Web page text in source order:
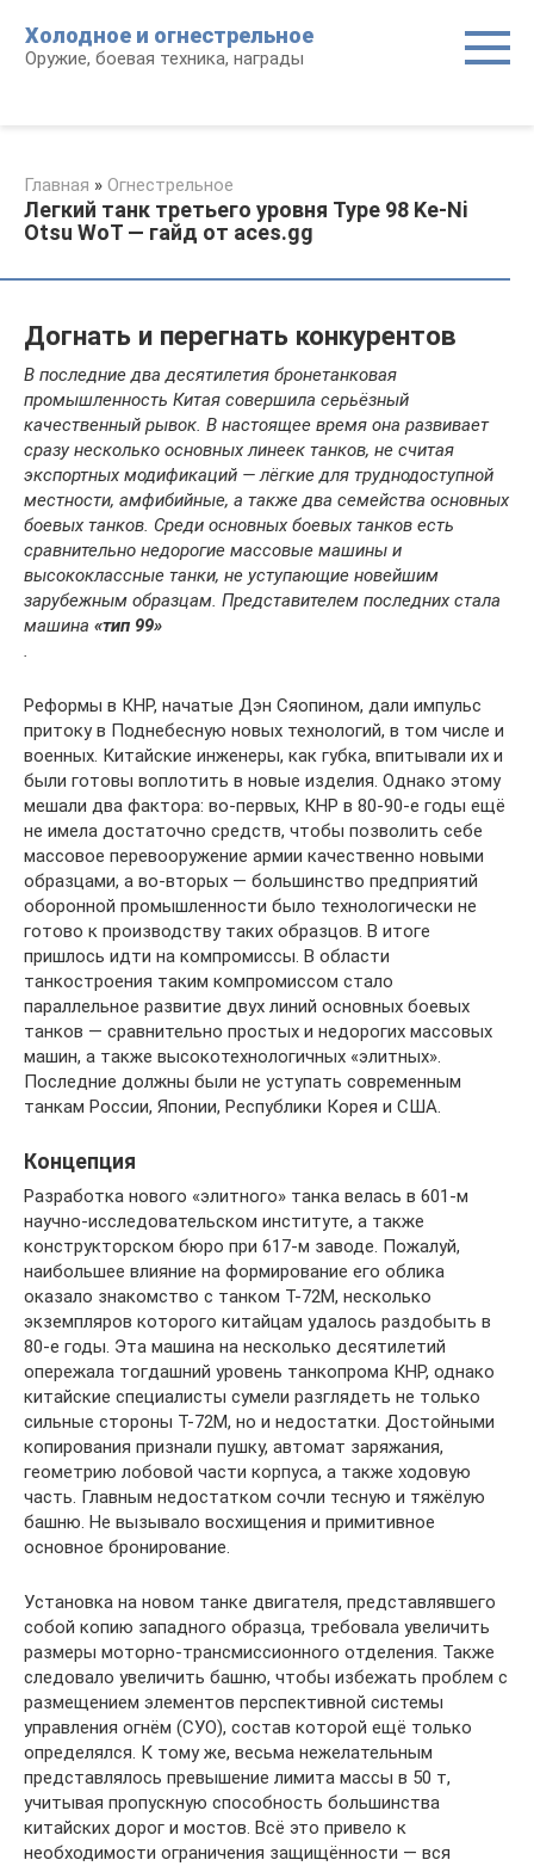
контенту
Холодное и огнестрельное
Оружие, боевая техника, награды
Главная » Огнестрельное
Легкий танк третьего уровня Type 98 Ke-Ni
Otsu WoT — гайд от aces.gg
Догнать и перегнать конкурентов
В последние два десятилетия бронетанковая
промышленность Китая совершила серьёзный
качественный рывок. В настоящее время она развивает
сразу несколько основных линеек танков, не считая
экспортных модификаций — лёгкие для труднодоступной
местности, амфибийные, а также два семейства основных
боевых танков. Среди основных боевых танков есть
сравнительно недорогие массовые машины и
высококлассные танки, не уступающие новейшим
зарубежным образцам. Представителем последних стала
машина «тип 99»
.
Реформы в КНР, начатые Дэн Сяопином, дали импульс
притоку в Поднебесную новых технологий, в том числе и
военных. Китайские инженеры, как губка, впитывали их и
были готовы воплотить в новые изделия. Однако этому
мешали два фактора: во-первых, КНР в 80-90-е годы ещё
не имела достаточно средств, чтобы позволить себе
массовое перевооружение армии качественно новыми
образцами, а во-вторых — большинство предприятий
оборонной промышленности было технологически не
готово к производству таких образцов. В итоге
пришлось идти на компромиссы. В области
танкостроения таким компромиссом стало
параллельное развитие двух линий основных боевых
танков — сравнительно простых и недорогих массовых
машин, а также высокотехнологичных «элитных».
Последние должны были не уступать современным
танкам России, Японии, Республики Корея и США.
Концепция
Разработка нового «элитного» танка велась в 601-м
научно-исследовательском институте, а также
конструкторском бюро при 617-м заводе. Пожалуй,
наибольшее влияние на формирование его облика
оказало знакомство с танком Т-72М, несколько
экземпляров которого китайцам удалось раздобыть в
80-е годы. Эта машина на несколько десятилетий
опережала тогдашний уровень танкопрома КНР, однако
китайские специалисты сумели разглядеть не только
сильные стороны Т-72М, но и недостатки. Достойными
копирования признали пушку, автомат заряжания,
геометрию лобовой части корпуса, а также ходовую
часть. Главным недостатком сочли тесную и тяжёлую
башню. Не вызывало восхищения и примитивное
основное бронирование.
Установка на новом танке двигателя, представлявшего
собой копию западного образца, требовала увеличить
размеры моторно-трансмиссионного отделения. Также
следовало увеличить башню, чтобы избежать проблем с
размещением элементов перспективной системы
управления огнём (СУО), состав которой ещё только
определялся. К тому же, весьма нежелательным
представлялось превышение лимита массы в 50 т,
учитывая пропускную способность большинства
китайских дорог и мостов. Всё это привело к
необходимости ограничения защищённости — вся